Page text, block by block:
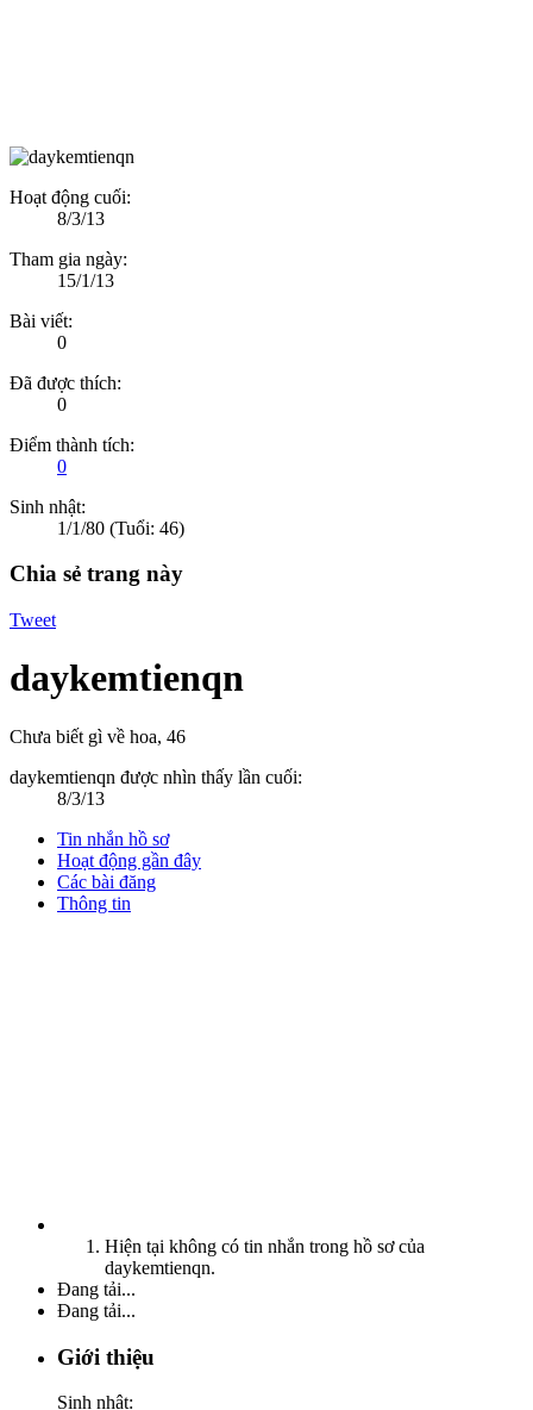
Hoạt động cuối:
8/3/13
Tham gia ngày:
15/1/13
Bài viết:
0
Đã được thích:
0
Điểm thành tích:
0
Sinh nhật:
1/1/80 (Tuổi: 46)
Chia sẻ trang này
Tweet
daykemtienqn
Chưa biết gì về hoa, 46
daykemtienqn được nhìn thấy lần cuối:
8/3/13
Tin nhắn hồ sơ
Hoạt động gần đây
Các bài đăng
Thông tin
Hiện tại không có tin nhắn trong hồ sơ của
daykemtienqn.
Đang tải...
Đang tải...
Giới thiệu
Sinh nhật: